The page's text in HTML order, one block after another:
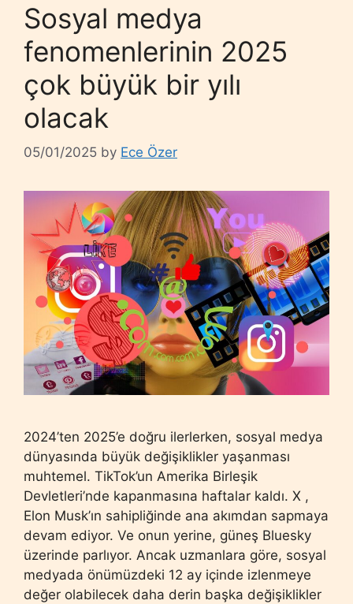
Sosyal medya
fenomenlerinin 2025
çok büyük bir yılı
olacak
05/01/2025 by Ece Özer
2024’ten 2025’e doğru ilerlerken, sosyal medya
dünyasında büyük değişiklikler yaşanması
muhtemel. TikTok’un Amerika Birleşik
Devletleri’nde kapanmasına haftalar kaldı. X ,
Elon Musk’ın sahipliğinde ana akımdan sapmaya
devam ediyor. Ve onun yerine, güneş Bluesky
üzerinde parlıyor. Ancak uzmanlara göre, sosyal
medyada önümüzdeki 12 ay içinde izlenmeye
değer olabilecek daha derin başka değişiklikler